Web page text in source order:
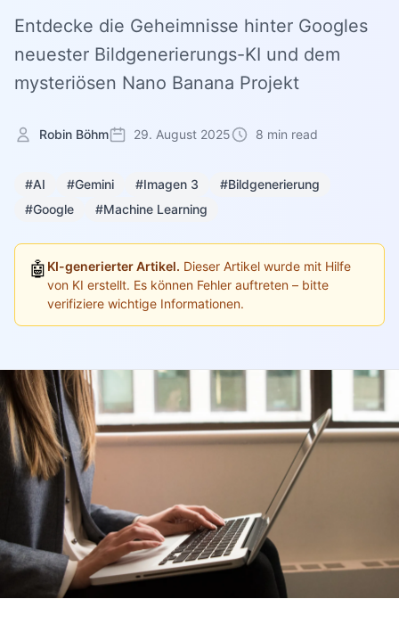
Entdecke die Geheimnisse hinter Googles
neuester Bildgenerierungs-KI und dem
mysteriösen Nano Banana Projekt
Robin Böhm 29. August 2025 8 min read
#AI #Gemini #Imagen 3
#Bildgenerierung
#Google
#Machine Learning
🤖 KI-generierter Artikel. Dieser Artikel wurde mit Hilfe
von KI erstellt. Es können Fehler auftreten – bitte
verifiziere wichtige Informationen.